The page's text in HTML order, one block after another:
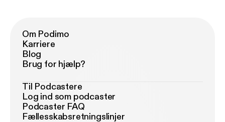
Om Podimo
Karriere
Blog
Brug for hjælp?
Til Podcastere
Log ind som podcaster
Podcaster FAQ
Fællesskabsretningslinjer